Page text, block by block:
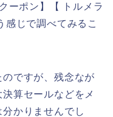
ーポン】【 トルメラ
感じで調べてみるこ
ですが、残念なが
算セールなどをメ
かりませんでし